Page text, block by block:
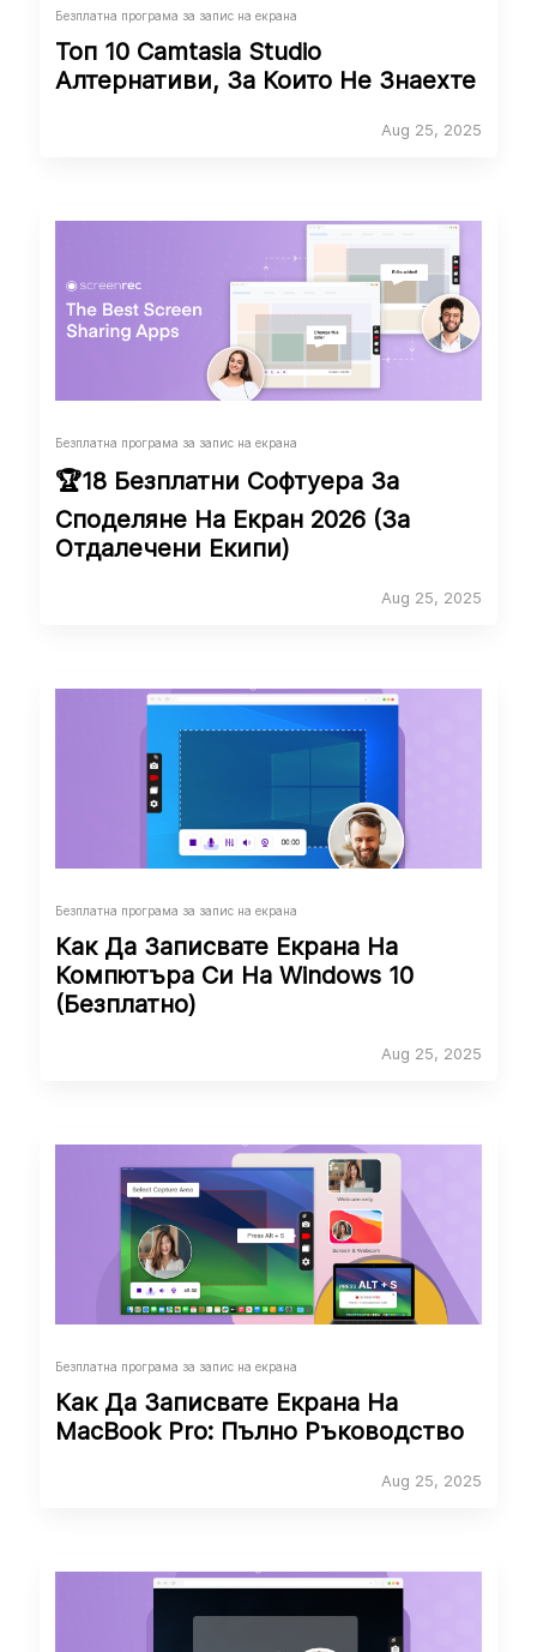
Безплатна програма за запис на екрана
Топ 10 Camtasia Studio
Алтернативи, За Които Не Знаехте
Aug 25, 2025
Безплатна програма за запис на екрана
🏆18 Безплатни Софтуера За
Споделяне На Екран 2026 (За
Отдалечени Екипи)
Aug 25, 2025
Безплатна програма за запис на екрана
Как Да Записвате Екрана На
Компютъра Си На Windows 10
(Безплатно)
Aug 25, 2025
Безплатна програма за запис на екрана
Как Да Записвате Екрана На
MacBook Pro: Пълно Ръководство
Aug 25, 2025